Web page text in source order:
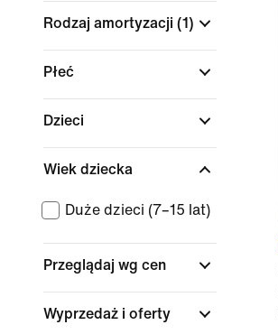
Rodzaj amortyzacji (1)
Płeć
Dzieci
Wiek dziecka
Duże dzieci (7–15 lat)
Przeglądaj wg cen
Wyprzedaż i oferty